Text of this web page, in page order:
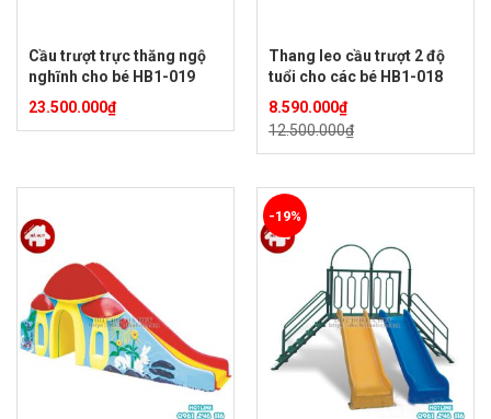
Cầu trượt trực thăng ngộ
nghĩnh cho bé HB1-019
23.500.000₫
Thang leo cầu trượt 2 độ
tuổi cho các bé HB1-018
8.590.000₫
12.500.000₫
-19%